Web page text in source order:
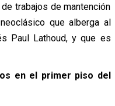
trabajos de mantención
que alberga al
Paul Lathoud, y que es
en el primer piso del